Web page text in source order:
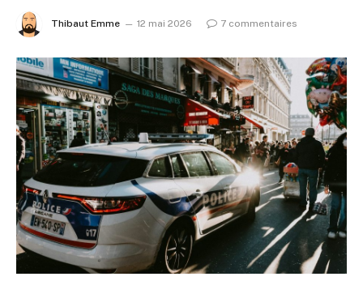
Thibaut Emme 12 mai 2026 7 commentaires